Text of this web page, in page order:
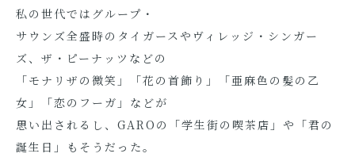
私の世代ではグループ・
サウンズ全盛時のタイガースやヴィレッジ・シンガー
ズ、ザ・ピーナッツなどの
「モナリザの微笑」「花の首飾り」「亜麻色の髪の乙
女」「恋のフーガ」などが
思い出されるし、GAROの「学生街の喫茶店」や「君の
誕生日」もそうだった。